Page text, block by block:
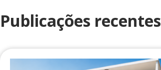
Publicações recentes